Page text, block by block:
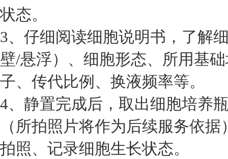
状态。
3、仔细阅读细胞说明书，了解
壁/悬浮）、细胞形态、所用基
子、传代比例、换液频率等。
4、静置完成后，取出细胞培养
（所拍照片将作为后续服务依
拍照、记录细胞生长状态。